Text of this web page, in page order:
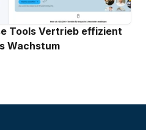
Tools Vertrieb effizient
Wachstum